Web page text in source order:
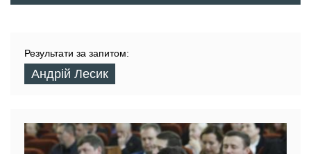
Результати за запитом:
Андрій Лесик